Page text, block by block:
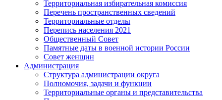
Территориальная избирательная комиссия
Перечень пространственных сведений
Территориальные отделы
Перепись населения 2021
Общественный Совет
Памятные даты в военной истории России
Совет женщин
Администрация
Структура администрации округа
Полномочия, задачи и функции
Территориальные органы и представительства